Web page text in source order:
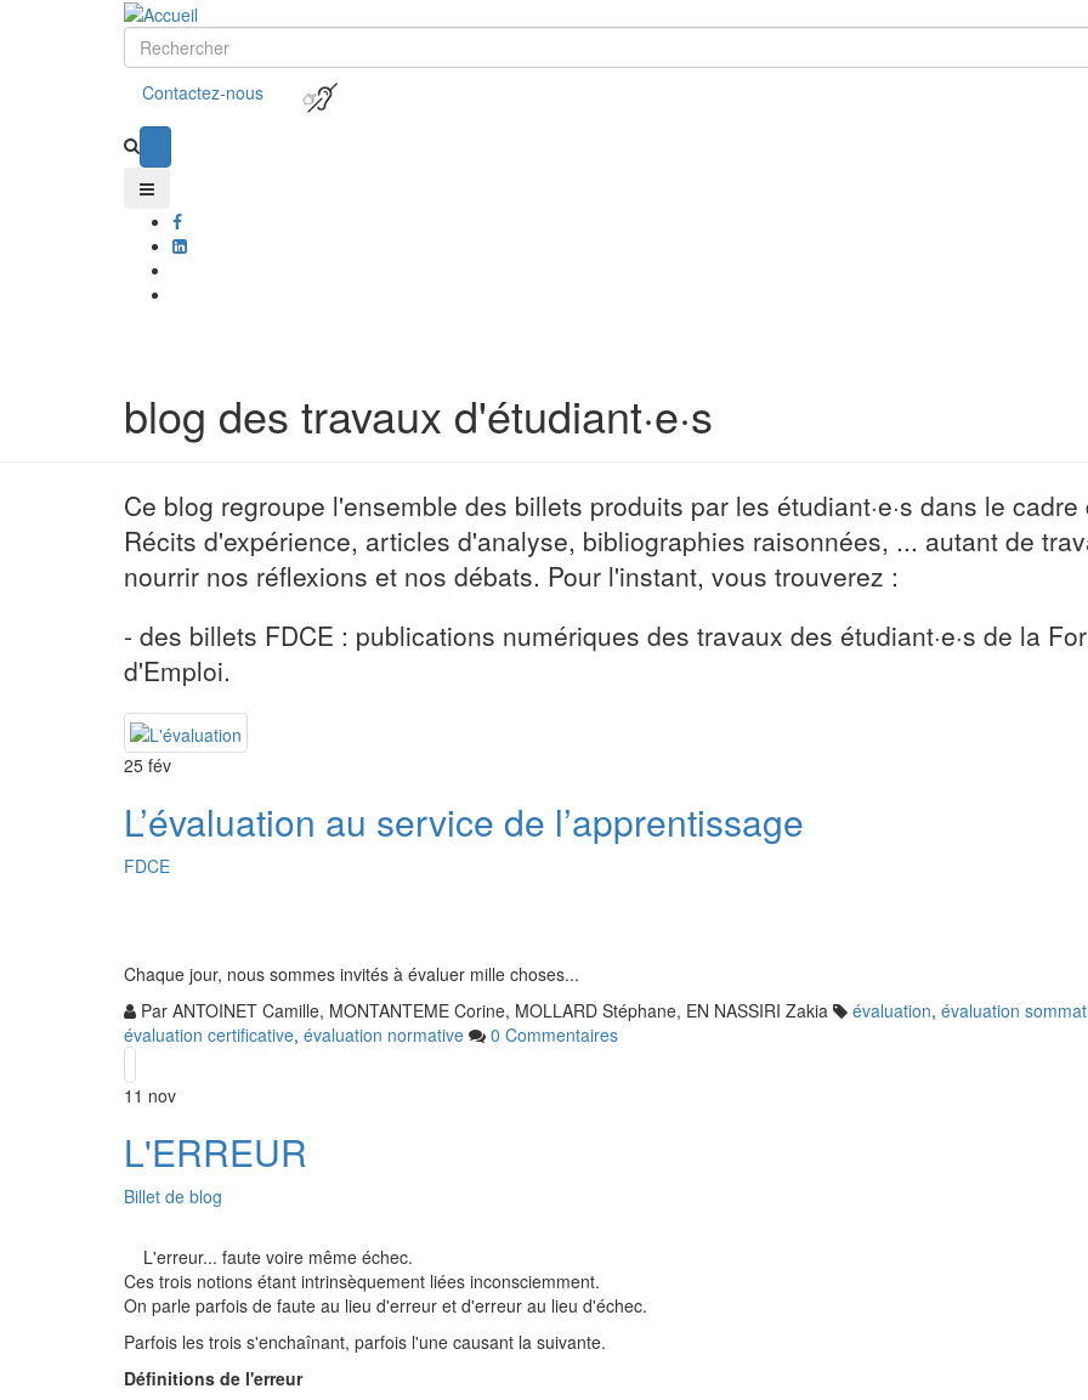
Contactez-nous
blog des travaux d'étudiant·e·s
Ce blog regroupe l'ensemble des billets produits par les étudiant·e·s dans le
Récits d'expérience, articles d'analyse, bibliographies raisonnées, ... autant de
nourrir nos réflexions et nos débats. Pour l'instant, vous trouverez :
- des billets FDCE : publications numériques des travaux des étudiant·e·s de la
d'Emploi.
25 fév
L’évaluation au service de l’apprentissage
FDCE
Chaque jour, nous sommes invités à évaluer mille choses...
Par ANTOINET Camille, MONTANTEME Corine, MOLLARD Stéphane, EN NASSIRI Zakia évaluation, évaluation
évaluation certificative, évaluation normative 0 Commentaires
11 nov
L'ERREUR
Billet de blog
L'erreur... faute voire même échec.
Ces trois notions étant intrinsèquement liées inconsciemment.
On parle parfois de faute au lieu d'erreur et d'erreur au lieu d'échec.
Parfois les trois s'enchaînant, parfois l'une causant la suivante.
Définitions de l'erreur